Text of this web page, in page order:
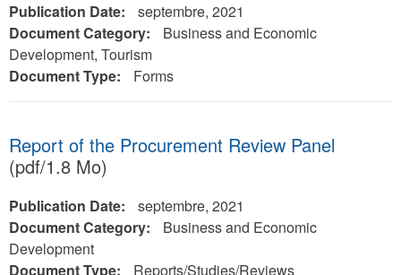
Publication Date:
septembre, 2021
Document Category:
Business and Economic
Development, Tourism
Document Type:
Forms
Report of the Procurement Review Panel
(pdf/1.8 Mo)
Publication Date:
septembre, 2021
Document Category:
Business and Economic
Development
Document Type:
Reports/Studies/Reviews